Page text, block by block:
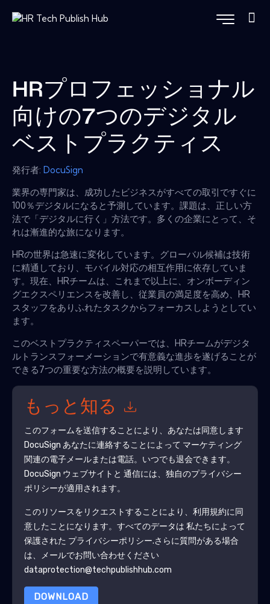
HRプロフェッショナル
向けの7つのデジタル
ベストプラクティス
発行者: DocuSign
業界の専門家は、成功したビジネスがすべての取引ですぐに
100％デジタルになると予測しています。課題は、正しい方
法で「デジタルに行く」方法です。多くの企業にとって、そ
れは漸進的な旅になります。
HRの世界は急速に変化しています。グローバル候補は技術
に精通しており、モバイル対応の相互作用に依存していま
す。現在、HRチームは、これまで以上に、オンボーディン
グエクスペリエンスを改善し、従業員の満足度を高め、HR
スタッフをありふれたタスクからフォーカスしようとしてい
ます。
このベストプラクティスペーパーでは、HRチームがデジタ
ルトランスフォーメーションで有意義な進歩を遂げることが
できる7つの重要な方法の概要を説明しています。
もっと知る
このフォームを送信することにより、あなたは同意します
DocuSign あなたに連絡することによって マーケティング
関連の電子メールまたは電話。いつでも退会できます。
DocuSign ウェブサイトと 通信には、独自のプライバシー
ポリシーが適用されます。
このリソースをリクエストすることにより、利用規約に同
意したことになります。すべてのデータは 私たちによって
保護された プライバシーポリシー.さらに質問がある場合
は、メールでお問い合わせください
dataprotection@techpublishhub.com
DOWNLOAD